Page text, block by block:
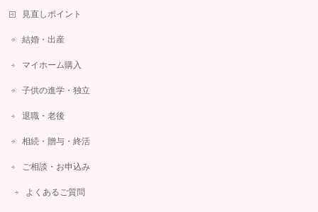
見直しポイント
結婚・出産
マイホーム購入
子供の進学・独立
退職・老後
相続・贈与・終活
ご相談・お申込み
よくあるご質問